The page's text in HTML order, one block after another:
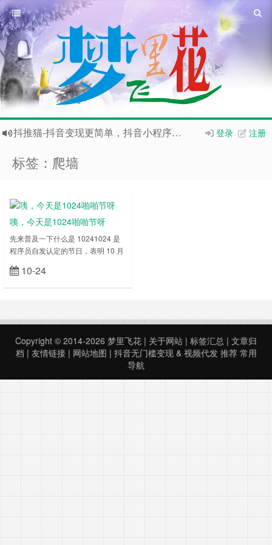
登录 注册
抖推猫-抖音变现更简单，抖音小程序分销平台，官方合伙人邀请码：
搜券神器美逛APP 激活码：ZC3XDVU
标签：爬墙
杂文乱弹
咦，今天是1024啪啪节呀
先来普及一下什么是 10241024 是
程序员自发认定的节日，表明 10 月
储的容量 1024K＝1M，1024M＝
1G，程序汪们就把 1024 作为了一
个说法：1024 扣＝1 摸，1024 摸＝
1 鸡可见丁丁来之不易呀这来之不易
的丁丁如……
10-24
Copyright © 2014-2026 梦里飞花 | 关于网站 | 标签汇总 | 文章归
档 | 友情链接| 网站地图 | 抖音无门槛变现& 视频代发 推荐 常用
导航